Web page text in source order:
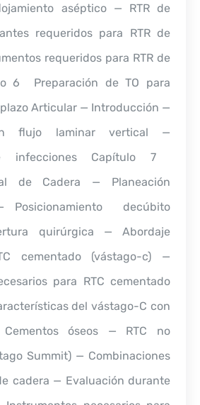
aséptico — RTR de
requeridos para RTR de
requeridos para RTR de
6  Preparación de TO para
Articular — Introducción —
flujo laminar vertical —
infecciones Capítulo 7 
de Cadera — Planeación
Posicionamiento  decúbito
quirúrgica — Abordaje
cementado (vástago-c) —
para RTC cementado
del vástago-C con
óseos — RTC no
Summit) — Combinaciones
cadera — Evaluación durante